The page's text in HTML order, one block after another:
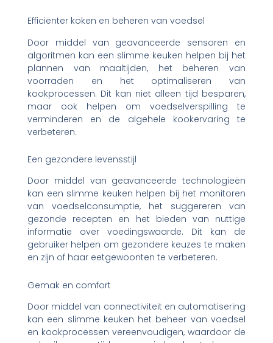
Efficiënter koken en beheren van voedsel
Door middel van geavanceerde sensoren en
algoritmen kan een slimme keuken helpen bij het
plannen van maaltijden, het beheren van
voorraden en het optimaliseren van
kookprocessen. Dit kan niet alleen tijd besparen,
maar ook helpen om voedselverspilling te
verminderen en de algehele kookervaring te
verbeteren.
Een gezondere levensstijl
Door middel van geavanceerde technologieën
kan een slimme keuken helpen bij het monitoren
van voedselconsumptie, het suggereren van
gezonde recepten en het bieden van nuttige
informatie over voedingswaarde. Dit kan de
gebruiker helpen om gezondere keuzes te maken
en zijn of haar eetgewoonten te verbeteren.
Gemak en comfort
Door middel van connectiviteit en automatisering
kan een slimme keuken het beheer van voedsel
en kookprocessen vereenvoudigen, waardoor de